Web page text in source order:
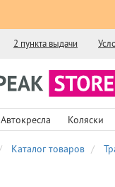
2 пункта выдачи
Автокресла Коляски
Каталог товаров